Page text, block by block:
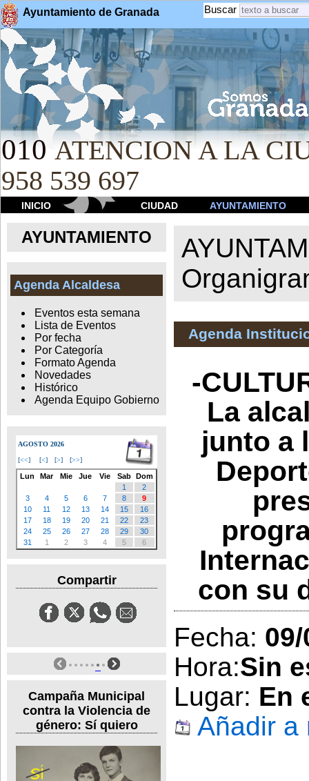
Ayuntamiento de Granada Buscar
010 ATENCION A LA
958 539 697
INICIO CIUDAD AYUNTAMIENTO
AYUNTAMIENTO
Agenda Alcaldesa
Eventos esta semana
Lista de Eventos
Por fecha
Por Categoría
Formato Agenda
Novedades
Histórico
Agenda Equipo Gobierno
AGOSTO 2026
[<<] [<] [>] [>>]
Lun Mar Mie Jue Vie Sab
Dom
1
2
3
4 5 6 7 8
9
10
11 12 13 14 15
16
17
18 19 20 21 22
23
24
25 26 27 28 29
30
31
1 2 3 4 5 6
Compartir
Campaña Municipal
contra la Violencia de
género: Sí quiero
Agenda
-
La
junto a
con su
Fecha:
Hora:Sin
Lugar: En
Añadir a